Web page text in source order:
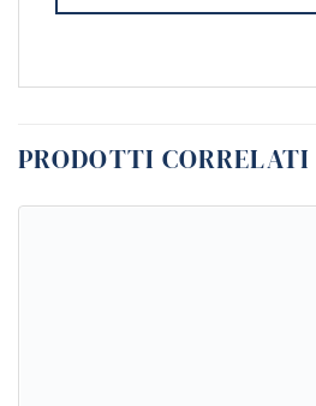
PRODOTTI CORRELATI